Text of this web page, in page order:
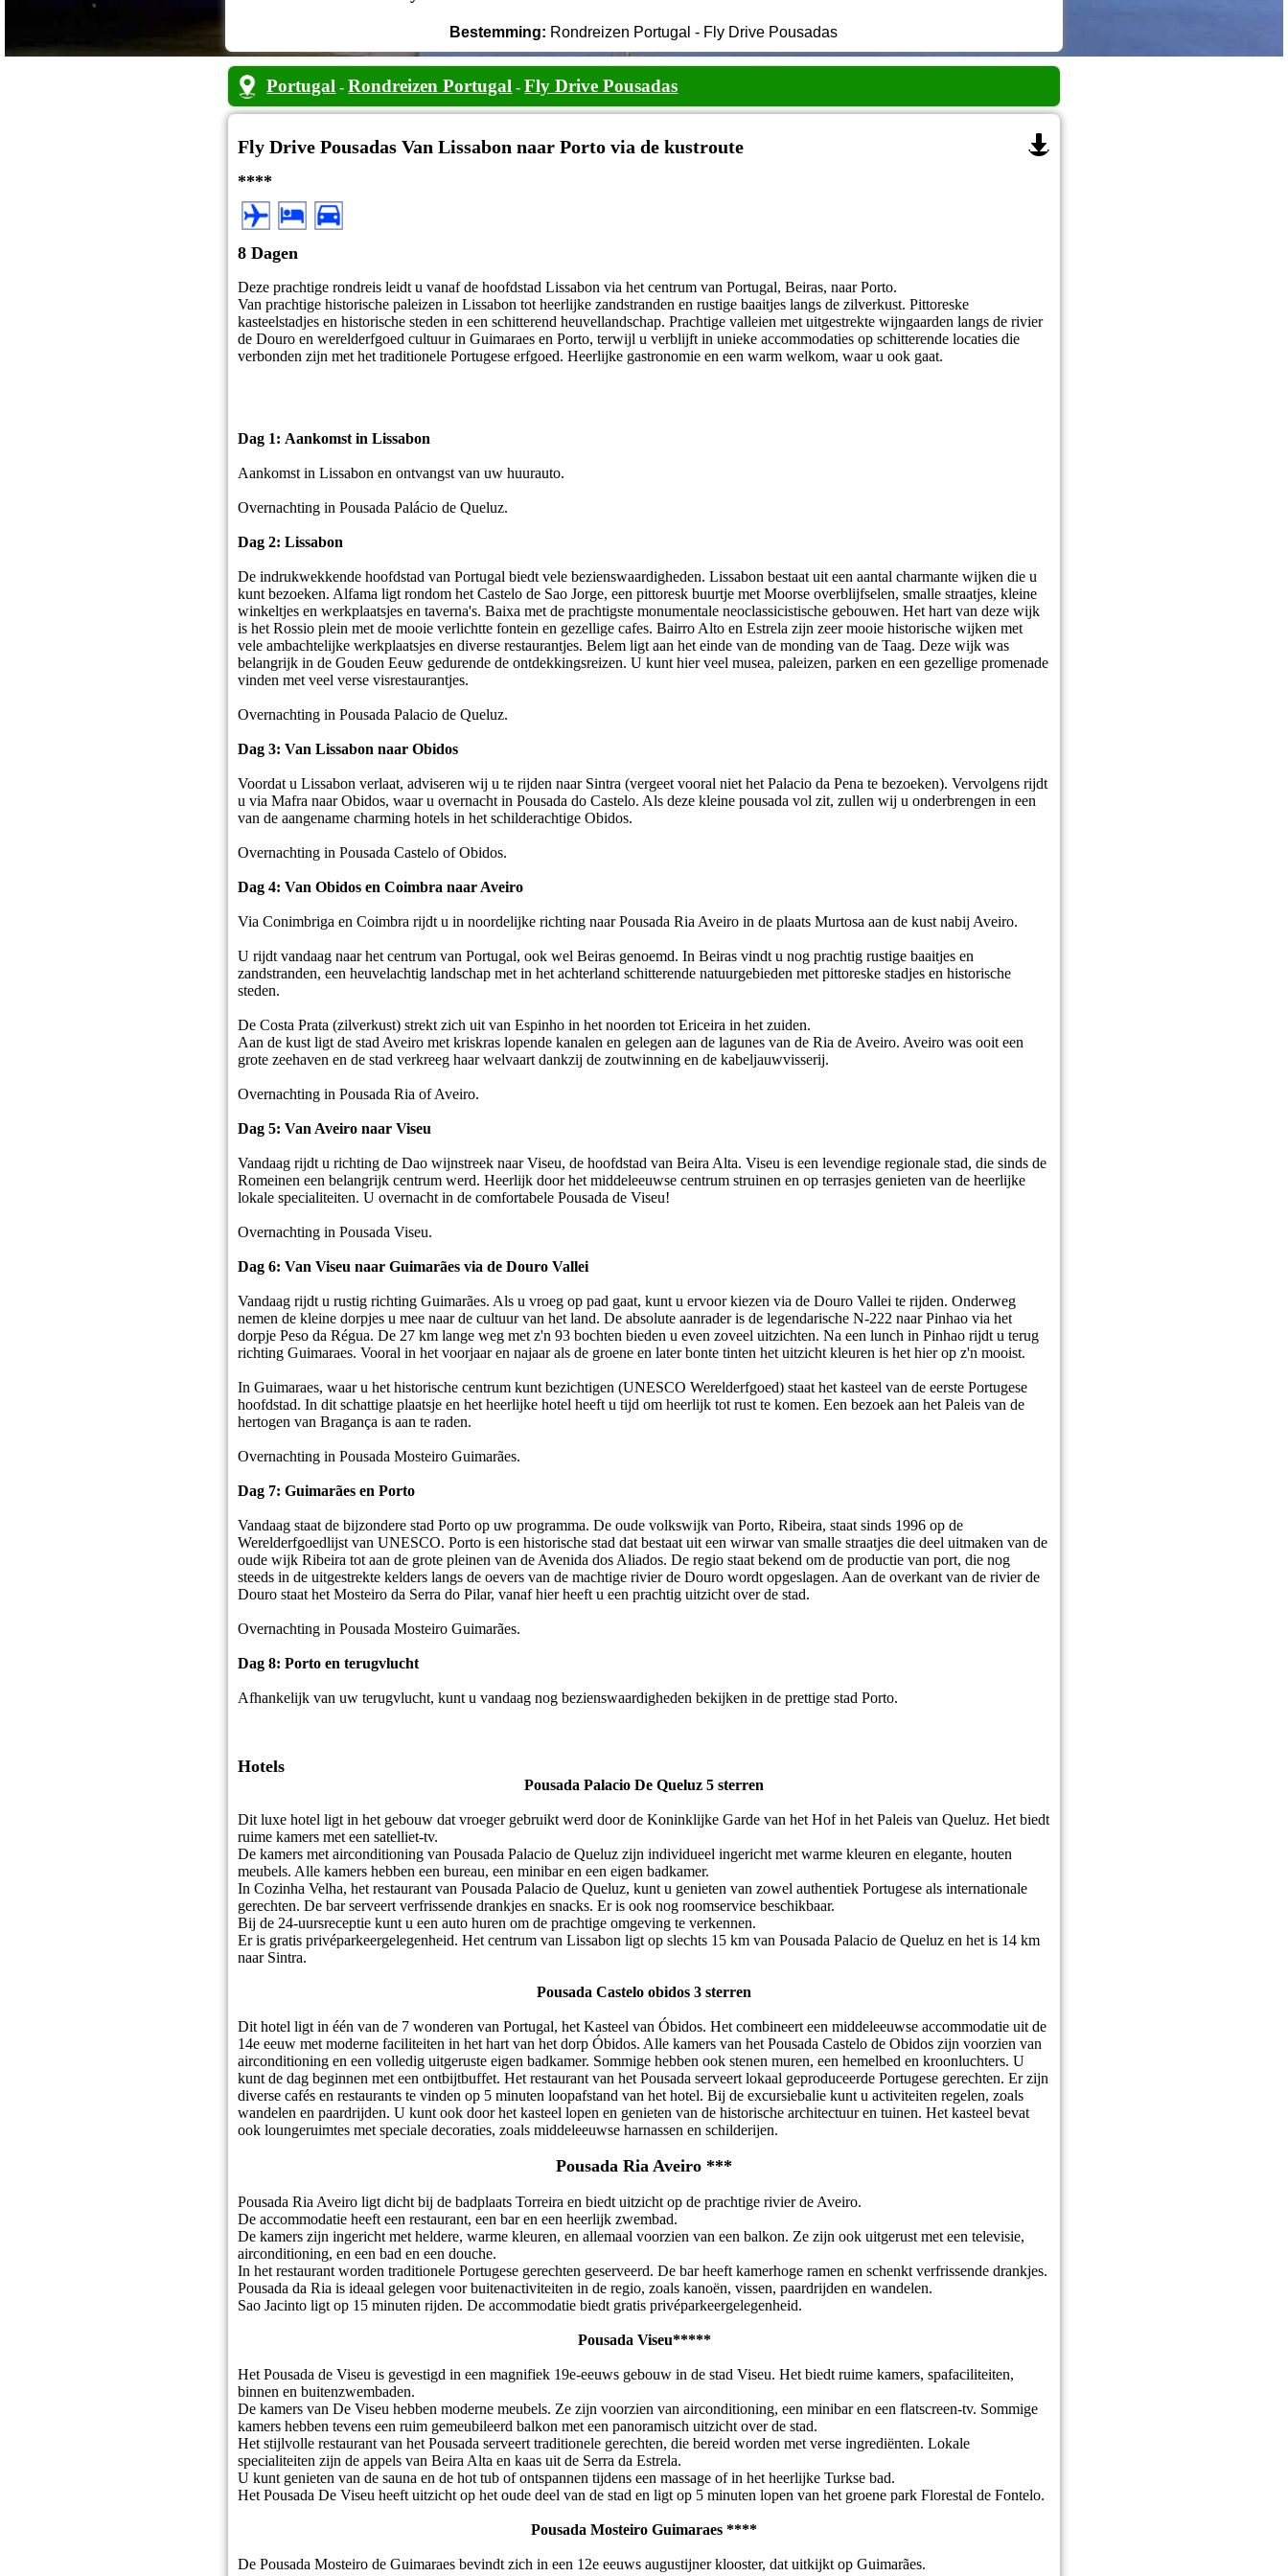
Bestemming: Rondreizen Portugal - Fly Drive Pousadas
Portugal - Rondreizen Portugal - Fly Drive Pousadas
Fly Drive Pousadas Van Lissabon naar Porto via de kustroute
****
8 Dagen
Deze prachtige rondreis leidt u vanaf de hoofdstad Lissabon via het centrum van Portugal, Beiras, naar Porto.
Van prachtige historische paleizen in Lissabon tot heerlijke zandstranden en rustige baaitjes langs de zilverkust. Pittoreske
kasteelstadjes en historische steden in een schitterend heuvellandschap. Prachtige valleien met uitgestrekte wijngaarden langs de rivier
de Douro en werelderfgoed cultuur in Guimaraes en Porto, terwijl u verblijft in unieke accommodaties op schitterende locaties die
verbonden zijn met het traditionele Portugese erfgoed. Heerlijke gastronomie en een warm welkom, waar u ook gaat.
Dag 1: Aankomst in Lissabon
Aankomst in Lissabon en ontvangst van uw huurauto.
Overnachting in Pousada Palácio de Queluz.
Dag 2: Lissabon
De indrukwekkende hoofdstad van Portugal biedt vele bezienswaardigheden. Lissabon bestaat uit een aantal charmante wijken die u
kunt bezoeken. Alfama ligt rondom het Castelo de Sao Jorge, een pittoresk buurtje met Moorse overblijfselen, smalle straatjes, kleine
winkeltjes en werkplaatsjes en taverna's. Baixa met de prachtigste monumentale neoclassicistische gebouwen. Het hart van deze wijk
is het Rossio plein met de mooie verlichtte fontein en gezellige cafes. Bairro Alto en Estrela zijn zeer mooie historische wijken met
vele ambachtelijke werkplaatsjes en diverse restaurantjes. Belem ligt aan het einde van de monding van de Taag. Deze wijk was
belangrijk in de Gouden Eeuw gedurende de ontdekkingsreizen. U kunt hier veel musea, paleizen, parken en een gezellige promenade
vinden met veel verse visrestaurantjes.
Overnachting in Pousada Palacio de Queluz.
Dag 3: Van Lissabon naar Obidos
Voordat u Lissabon verlaat, adviseren wij u te rijden naar Sintra (vergeet vooral niet het Palacio da Pena te bezoeken). Vervolgens rijdt
u via Mafra naar Obidos, waar u overnacht in Pousada do Castelo. Als deze kleine pousa­da vol zit, zullen wij u onderbrengen in een
van de aangename charming hotels in het schilderachtige Obidos.
Overnachting in Pousada Castelo of Obidos.
Dag 4: Van Obidos en Coimbra naar Aveiro
Via Conimbriga en Coimbra rijdt u in noordelijke richting naar Pousada Ria Aveiro in de plaats Murtosa aan de kust nabij Aveiro.
U rijdt vandaag naar het centrum van Portugal, ook wel Beiras genoemd. In Beiras vindt u nog prachtig rustige baaitjes en
zandstranden, een heuvelachtig landschap met in het achterland schitterende natuurgebieden met pittoreske stadjes en historische
steden.
De Costa Prata (zilverkust) strekt zich uit van Espinho in het noorden tot Ericeira in het zuiden.
Aan de kust ligt de stad Aveiro met kriskras lopende kanalen en gelegen aan de lagunes van de Ria de Aveiro. Aveiro was ooit een
grote zeehaven en de stad verkreeg haar welvaart dankzij de zoutwinning en de kabeljauwvisserij.
Overnachting in Pousada Ria of Aveiro.
Dag 5: Van Aveiro naar Viseu
Vandaag rijdt u richting de Dao wijnstreek naar Viseu, de hoofdstad van Beira Alta. Viseu is een levendige regionale stad, die sinds de
Romeinen een belangrijk centrum werd. Heerlijk door het middeleeuwse centrum struinen en op terrasjes genieten van de heerlijke
lokale specialiteiten. U overnacht in de comfortabele Pousada de Viseu!
Overnachting in Pousada Viseu.
Dag 6: Van Viseu naar Guimarães via de Douro Vallei
Vandaag rijdt u rustig richting Guimarães. Als u vroeg op pad gaat, kunt u ervoor kiezen via de Douro Vallei te rijden. Onderweg
nemen de kleine dorpjes u mee naar de cultuur van het land. De absolute aanrader is de legendarische N-222 naar Pinhao via het
dorpje Peso da Régua. De 27 km lange weg met z'n 93 bochten bieden u even zoveel uitzichten. Na een lunch in Pinhao rijdt u terug
richting Guimaraes. Vooral in het voorjaar en najaar als de groene en later bonte tinten het uitzicht kleuren is het hier op z'n mooist.
In Guimaraes, waar u het historische centrum kunt bezichtigen (UNESCO Werelderfgoed) staat het kasteel van de eerste Portugese
hoofdstad. In dit schattige plaatsje en het heerlijke hotel heeft u tijd om heerlijk tot rust te komen. Een bezoek aan het Paleis van de
hertogen van Bragança is aan te raden.
Overnachting in Pousada Mosteiro Guimarães.
Dag 7: Guimarães en Porto
Vandaag staat de bijzondere stad Porto op uw programma. De oude volkswijk van Porto, Ribeira, staat sinds 1996 op de
Werelderfgoedlijst van UNESCO. Porto is een historische stad dat bestaat uit een wirwar van smalle straatjes die deel uitmaken van de
oude wijk Ribeira tot aan de grote pleinen van de Avenida dos Aliados. De regio staat bekend om de productie van port, die nog
steeds in de uitgestrekte kelders langs de oevers van de machtige rivier de Douro wordt opgeslagen. Aan de overkant van de rivier de
Douro staat het Mosteiro da Serra do Pilar, vanaf hier heeft u een prachtig uitzicht over de stad.
Overnachting in Pousada Mosteiro Guimarães.
Dag 8: Porto en terugvlucht
Afhankelijk van uw terugvlucht, kunt u vandaag nog bezienswaardigheden bekijken in de prettige stad Porto.
Hotels
Pousada Palacio De Queluz 5 sterren
Dit luxe hotel ligt in het gebouw dat vroeger gebruikt werd door de Koninklijke Garde van het Hof in het Paleis van Queluz. Het biedt
ruime kamers met een satelliet-tv.
De kamers met airconditioning van Pousada Palacio de Queluz zijn individueel ingericht met warme kleuren en elegante, houten
meubels. Alle kamers hebben een bureau, een minibar en een eigen badkamer.
In Cozinha Velha, het restaurant van Pousada Palacio de Queluz, kunt u genieten van zowel authentiek Portugese als internationale
gerechten. De bar serveert verfrissende drankjes en snacks. Er is ook nog roomservice beschikbaar.
Bij de 24-uursreceptie kunt u een auto huren om de prachtige omgeving te verkennen.
Er is gratis privéparkeergelegenheid. Het centrum van Lissabon ligt op slechts 15 km van Pousada Palacio de Queluz en het is 14 km
naar Sintra.
Pousada Castelo obidos 3 sterren
Dit hotel ligt in één van de 7 wonderen van Portugal, het Kasteel van Óbidos. Het combineert een middeleeuwse accommodatie uit de
14e eeuw met moderne faciliteiten in het hart van het dorp Óbidos. Alle kamers van het Pousada Castelo de Obidos zijn voorzien van
airconditioning en een volledig uitgeruste eigen badkamer. Sommige hebben ook stenen muren, een hemelbed en kroonluchters. U
kunt de dag beginnen met een ontbijtbuffet. Het restaurant van het Pousada serveert lokaal geproduceerde Portugese gerechten. Er zijn
diverse cafés en restaurants te vinden op 5 minuten loopafstand van het hotel. Bij de excursiebalie kunt u activiteiten regelen, zoals
wandelen en paardrijden. U kunt ook door het kasteel lopen en genieten van de historische architectuur en tuinen. Het kasteel bevat
ook loungeruimtes met speciale decoraties, zoals middeleeuwse harnassen en schilderijen.
Pousada Ria Aveiro ***
Pousada Ria Aveiro ligt dicht bij de badplaats Torreira en biedt uitzicht op de prachtige rivier de Aveiro.
De accommodatie heeft een restaurant, een bar en een heerlijk zwembad.
De kamers zijn ingericht met heldere, warme kleuren, en allemaal voorzien van een balkon. Ze zijn ook uitgerust met een televisie,
airconditioning, en een bad en een douche.
In het restaurant worden traditionele Portugese gerechten geserveerd. De bar heeft kamerhoge ramen en schenkt verfrissende drankjes.
Pousada da Ria is ideaal gelegen voor buitenactiviteiten in de regio, zoals kanoën, vissen, paardrijden en wandelen.
Sao Jacinto ligt op 15 minuten rijden. De accommodatie biedt gratis privéparkeergelegenheid.
Pousada Viseu*****
Het Pousada de Viseu is gevestigd in een magnifiek 19e-eeuws gebouw in de stad Viseu. Het biedt ruime kamers, spafaciliteiten,
binnen en buitenzwembaden.
De kamers van De Viseu hebben moderne meubels. Ze zijn voorzien van airconditioning, een minibar en een flatscreen-tv. Sommige
kamers hebben tevens een ruim gemeubileerd balkon met een panoramisch uitzicht over de stad.
Het stijlvolle restaurant van het Pousada serveert traditionele gerechten, die bereid worden met verse ingrediënten. Lokale
specialiteiten zijn de appels van Beira Alta en kaas uit de Serra da Estrela.
U kunt genieten van de sauna en de hot tub of ontspannen tijdens een massage of in het heerlijke Turkse bad.
Het Pousada De Viseu heeft uitzicht op het oude deel van de stad en ligt op 5 minuten lopen van het groene park Florestal de Fontelo.
Pousada Mosteiro Guimaraes ****
De Pousada Mosteiro de Guimaraes bevindt zich in een 12e eeuws augustijner klooster, dat uitkijkt op Guimarães.